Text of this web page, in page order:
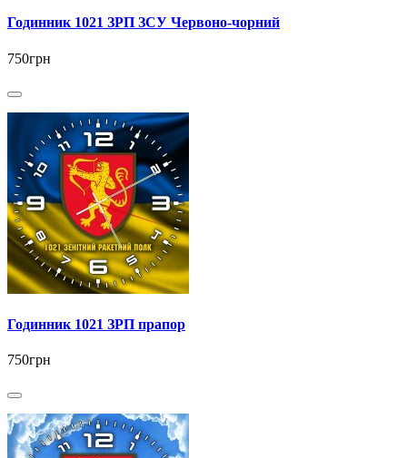
Годинник 1021 ЗРП ЗСУ Червоно-чорний
750грн
Годинник 1021 ЗРП прапор
750грн